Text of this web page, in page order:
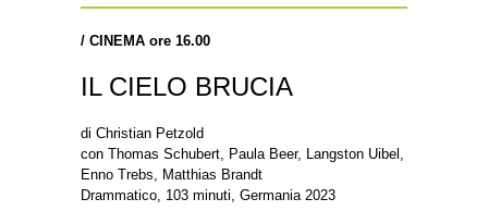
/ CINEMA ore 16.00
IL CIELO BRUCIA
di Christian Petzold
con Thomas Schubert, Paula Beer, Langston Uibel,
Enno Trebs, Matthias Brandt
Drammatico, 103 minuti, Germania 2023